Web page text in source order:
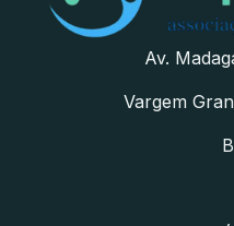
Av.
Vargem